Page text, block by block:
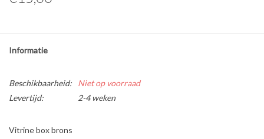
Informatie
Beschikbaarheid:
Niet op voorraad
Levertijd:
2-4 weken
Vitrine box brons